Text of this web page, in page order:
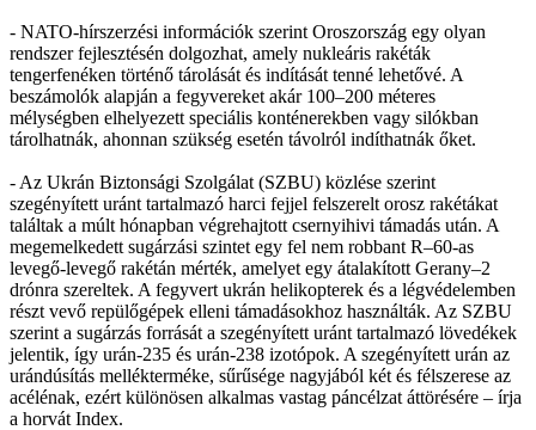
- NATO-hírszerzési információk szerint Oroszország egy olyan
rendszer fejlesztésén dolgozhat, amely nukleáris rakéták
tengerfenéken történő tárolását és indítását tenné lehetővé. A
beszámolók alapján a fegyvereket akár 100–200 méteres
mélységben elhelyezett speciális konténerekben vagy silókban
tárolhatnák, ahonnan szükség esetén távolról indíthatnák őket.
- Az Ukrán Biztonsági Szolgálat (SZBU) közlése szerint
szegényített uránt tartalmazó harci fejjel felszerelt orosz rakétákat
találtak a múlt hónapban végrehajtott csernyihivi támadás után. A
megemelkedett sugárzási szintet egy fel nem robbant R–60-as
levegő-levegő rakétán mérték, amelyet egy átalakított Gerany–2
drónra szereltek. A fegyvert ukrán helikopterek és a légvédelemben
részt vevő repülőgépek elleni támadásokhoz használták. Az SZBU
szerint a sugárzás forrását a szegényített uránt tartalmazó lövedékek
jelentik, így urán-235 és urán-238 izotópok. A szegényített urán az
urándúsítás mellékterméke, sűrűsége nagyjából két és félszerese az
acélénak, ezért különösen alkalmas vastag páncélzat áttörésére – írja
a horvát Index.